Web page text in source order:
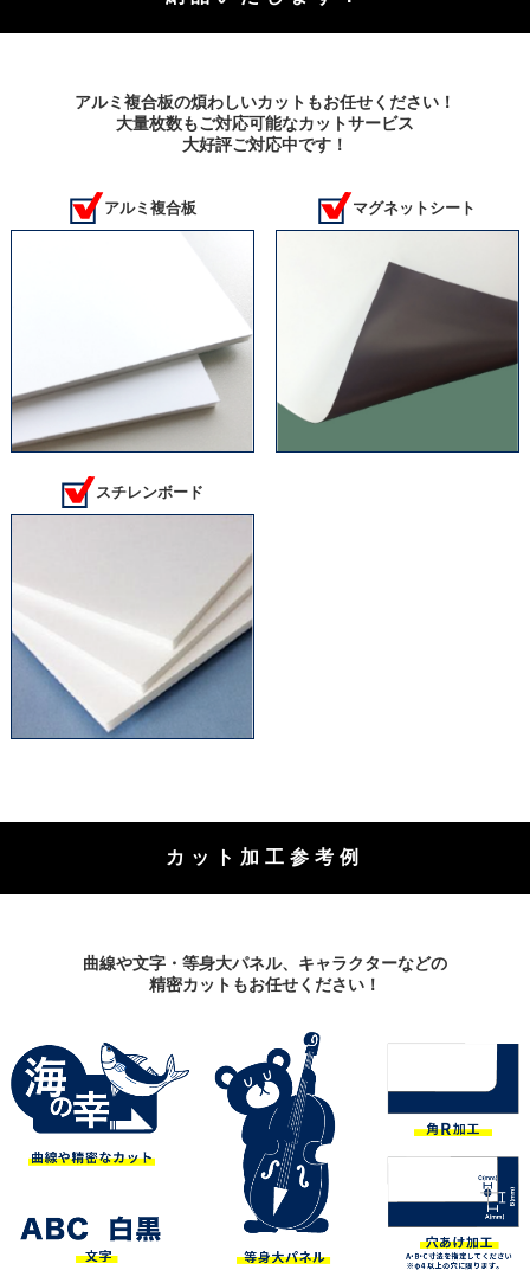
アルミ複合板の煩わしいカットもお任せください！
大量枚数もご対応可能なカットサービス
大好評ご対応中です！
アルミ複合板 マグネットシート
スチレンボード
カット加工参考例
曲線や文字・等身大パネル、キャラクターなどの
精密カットもお任せください！